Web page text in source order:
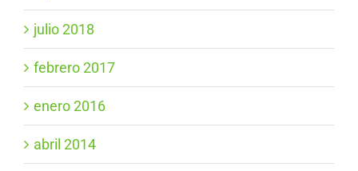
julio 2018
febrero 2017
enero 2016
abril 2014